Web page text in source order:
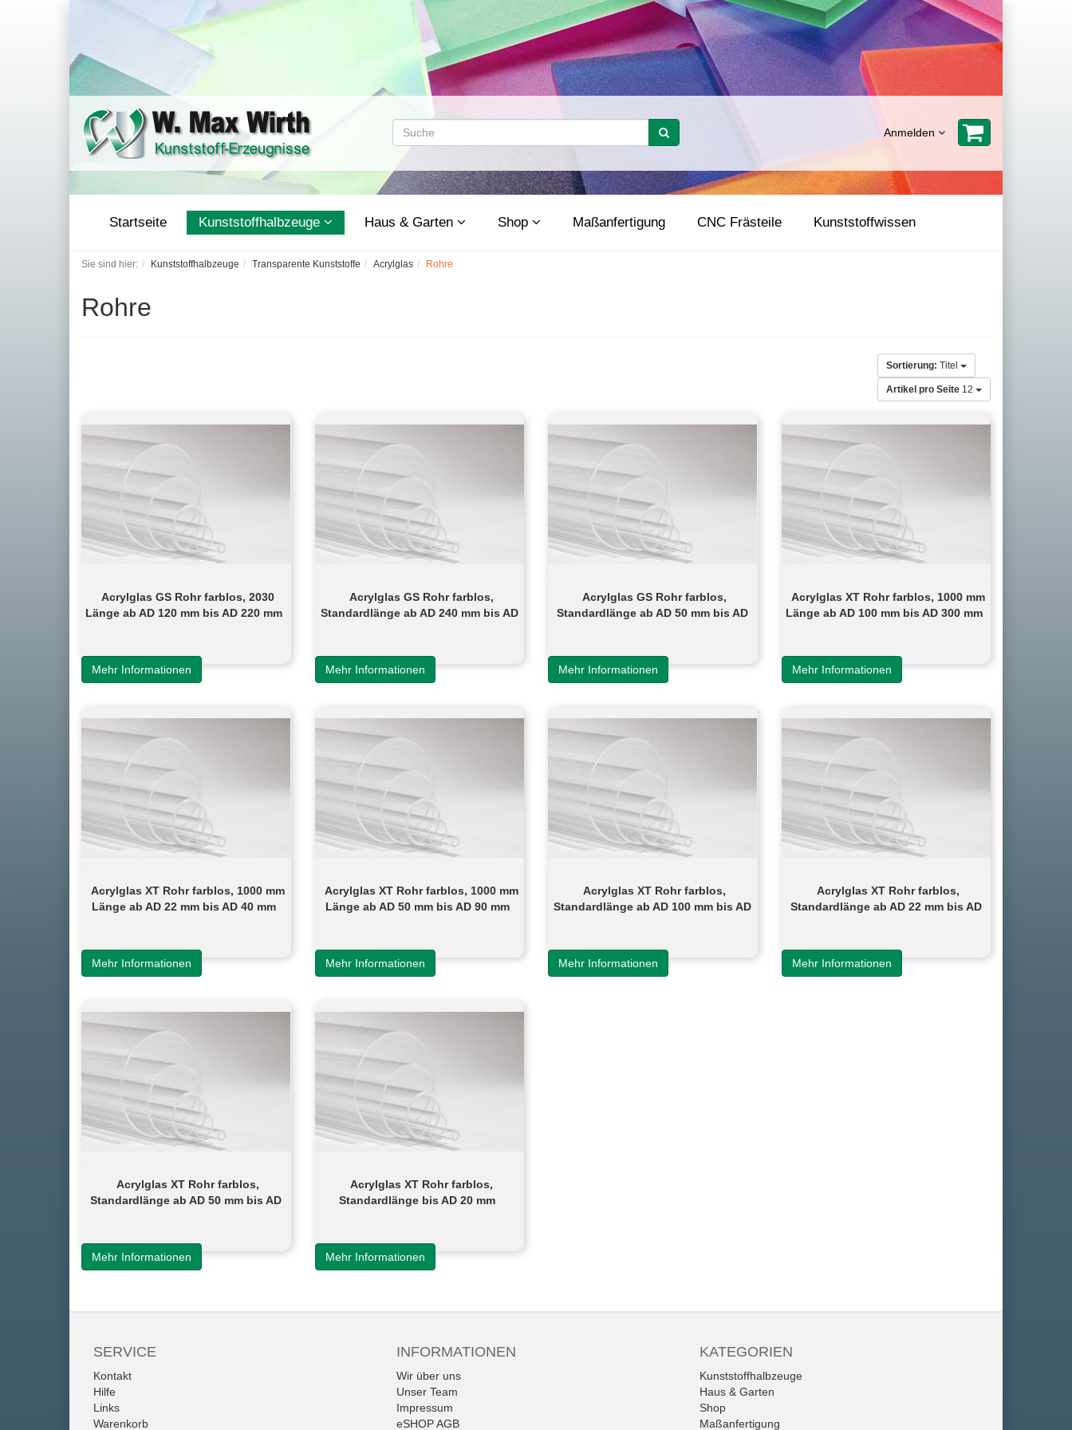
Anmelden
Startseite Kunststoffhalbzeuge Haus & Garten Shop Maßanfertigung CNC Frästeile Kunststoffwissen
Sie sind hier: Kunststoffhalbzeuge Transparente Kunststoffe Acrylglas Rohre
Rohre
Sortierung: Titel
Artikel pro Seite 12
Acrylglas GS Rohr farblos, 2030
Länge ab AD 120 mm bis AD 220 mm
Mehr Informationen
Acrylglas GS Rohr farblos,
Standardlänge ab AD 240 mm bis AD
Mehr Informationen
Acrylglas GS Rohr farblos,
Standardlänge ab AD 50 mm bis AD
Mehr Informationen
Acrylglas XT Rohr farblos, 1000 mm
Länge ab AD 100 mm bis AD 300 mm
Mehr Informationen
Acrylglas XT Rohr farblos, 1000 mm
Länge ab AD 22 mm bis AD 40 mm
Mehr Informationen
Acrylglas XT Rohr farblos, 1000 mm
Länge ab AD 50 mm bis AD 90 mm
Mehr Informationen
Acrylglas XT Rohr farblos,
Standardlänge ab AD 100 mm bis AD
Mehr Informationen
Acrylglas XT Rohr farblos,
Standardlänge ab AD 22 mm bis AD
Mehr Informationen
Acrylglas XT Rohr farblos,
Standardlänge ab AD 50 mm bis AD
Mehr Informationen
Acrylglas XT Rohr farblos,
Standardlänge bis AD 20 mm
Mehr Informationen
SERVICE
Kontakt
Hilfe
Links
Warenkorb
INFORMATIONEN
Wir über uns
Unser Team
Impressum
eSHOP AGB
KATEGORIEN
Kunststoffhalbzeuge
Haus & Garten
Shop
Maßanfertigung